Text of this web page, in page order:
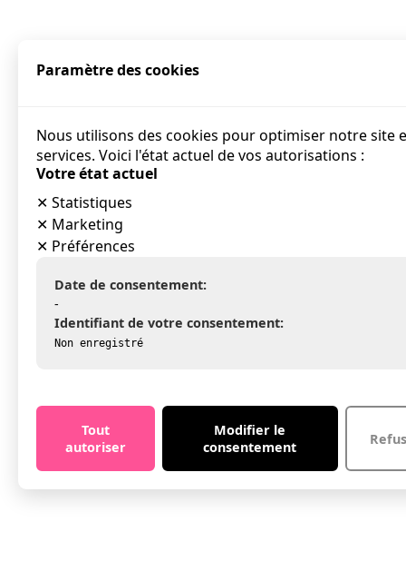
Paramètre des cookies
Nous utilisons des cookies pour optimiser notre site
services. Voici l'état actuel de vos autorisations :
Votre état actuel
✕ Statistiques
✕ Marketing
✕ Préférences
Date de consentement:
-
Identifiant de votre consentement:
Non enregistré
Tout
autoriser
Modifier le
consentement